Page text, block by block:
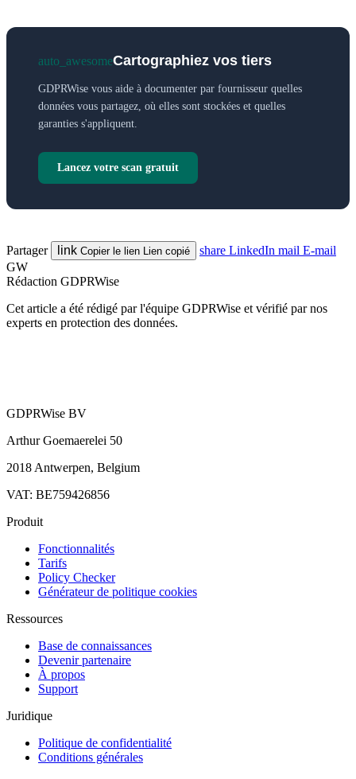
auto_awesomeCartographiez vos tiers
GDPRWise vous aide à documenter par fournisseur quelles
données vous partagez, où elles sont stockées et quelles
garanties s'appliquent.
Lancez votre scan gratuit
Partager link Copier le lien Lien copié share LinkedIn mail E-mail
GW
Rédaction GDPRWise
Cet article a été rédigé par l'équipe GDPRWise et vérifié par nos
experts en protection des données.
GDPRWise BV
Arthur Goemaerelei 50
2018 Antwerpen, Belgium
VAT: BE759426856
Produit
Fonctionnalités
Tarifs
Policy Checker
Générateur de politique cookies
Ressources
Base de connaissances
Devenir partenaire
À propos
Support
Juridique
Politique de confidentialité
Conditions générales